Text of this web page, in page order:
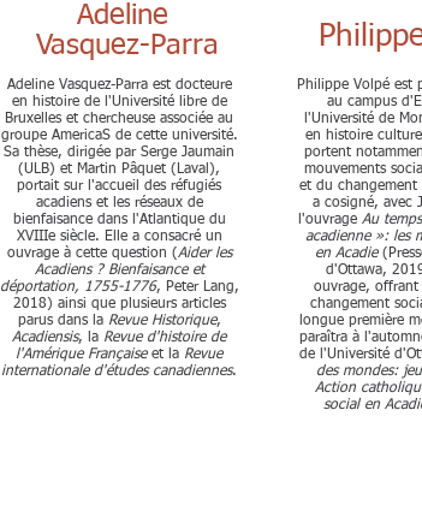
Adeline Vasquez-Parra est docteure
en histoire de l'Université libre de
Bruxelles et chercheuse associée au
groupe AmericaS de cette université.
Sa thèse, dirigée par Serge Jaumain
(ULB) et Martin Pâquet (Laval),
portait sur l'accueil des réfugiés
acadiens et les réseaux de
bienfaisance dans l'Atlantique du
XVIIIe siècle. Elle a consacré un
ouvrage à cette question (Aider les
Acadiens ? Bienfaisance et
déportation, 1755-1776, Peter Lang,
2018) ainsi que plusieurs articles
parus dans la Revue Historique,
Acadiensis, la Revue d'histoire de
l'Amérique Françaiseet la Revue
internationale d'études canadiennes.
Philippe Volpé est
au campus
l'Université de
en histoire
portent
mouvements
et du changement
a cosigné, avec
l'ouvrageAu
acadienne »: les
en Acadie
d'Ottawa,
ouvrage, offrant
changement
longue première
paraîtra à
de l'Université
des mondes:
Action
social en
Adeline
Vasquez-Parra